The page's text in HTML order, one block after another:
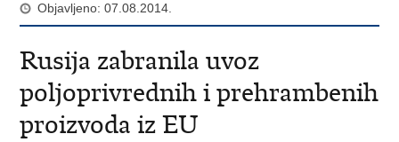
Objavljeno: 07.08.2014.
Rusija zabranila uvoz
poljoprivrednih i prehrambenih
proizvoda iz EU